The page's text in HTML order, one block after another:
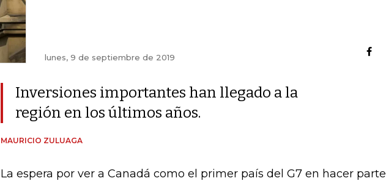
lunes, 9 de septiembre de 2019
Inversiones importantes han llegado a la
región en los últimos años.
MAURICIO ZULUAGA
La espera por ver a Canadá como el primer país del G7 en hacer parte